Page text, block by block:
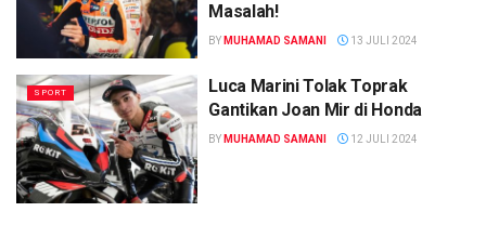
Masalah!
BY MUHAMAD SAMANI 13 JULI 2024
SPORT
Luca Marini Tolak Toprak
Gantikan Joan Mir di Honda
BY MUHAMAD SAMANI 12 JULI 2024